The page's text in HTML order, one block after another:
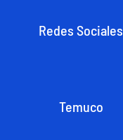
Redes Sociales
Temuco